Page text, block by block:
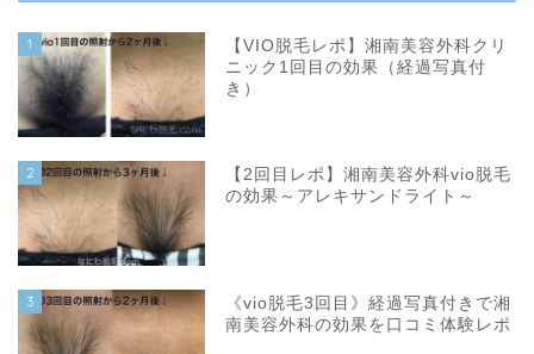
1
【VIO脱毛レポ】湘南美容外科クリ
ニック1回目の効果（経過写真付
き）
2
【2回目レポ】湘南美容外科vio脱毛
の効果～アレキサンドライト～
3
《vio脱毛3回目》経過写真付きで湘
南美容外科の効果を口コミ体験レポ